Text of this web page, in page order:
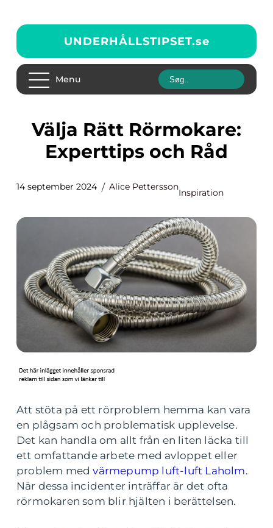
UNDERHÅLLSTIPSET.se
Menu
Välja Rätt Rörmokare:
Experttips och Råd
14 september 2024 Alice Pettersson
Inspiration
Att stöta på ett rörproblem hemma kan vara
en plågsam och problematisk upplevelse.
Det kan handla om allt från en liten läcka till
ett omfattande arbete med avloppet eller
problem medvärmepump luft-luft Laholm.
När dessa incidenter inträffar är det ofta
rörmokaren som blir hjälten i berättelsen.